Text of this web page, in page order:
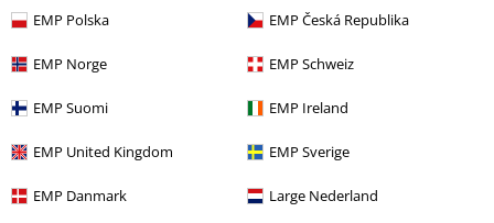
EMP Polska EMP Česká Republika
EMP Norge EMP Schweiz
EMP Suomi EMP Ireland
EMP United Kingdom EMP Sverige
EMP Danmark Large Nederland
-49%
Exclusief
Adviesprijs
Vanaf€ 30,39
The Little Mole - Trui met rits
Het Molletje
Sweatshirts
% Afdruk
€ 35,19
Mickey Original
Sweatshirts